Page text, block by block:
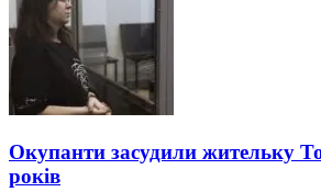
Окупанти засудили жительку
років